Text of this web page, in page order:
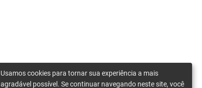
Usamos cookies para tornar sua experiência a mais
agradável possível. Se continuar navegando neste site, você